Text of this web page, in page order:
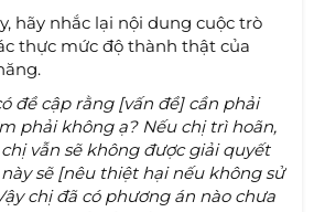
hãy nhắc lại nội dung cuộc trò
thực mức độ thành thật của
đề cập rằng [vấn đề] cần phải
phải không ạ? Nếu chị trì hoãn,
vẫn sẽ không được giải quyết
sẽ [nêu thiệt hại nếu không sử
chị đã có phương án nào chưa